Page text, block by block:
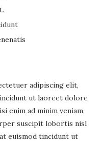
adipiscing elit,
ut laoreet dolore
enim ad minim veniam,
suscipit lobortis nisl
euismod tincidunt ut